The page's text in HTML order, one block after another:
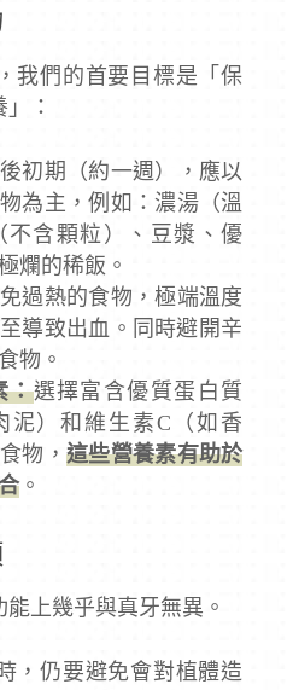
我們的首要目標是「保
：
初期（約一週），應以
為主，例如：濃湯（溫
不含顆粒）、豆漿、優
爛的稀飯。
過熱的食物，極端溫度
導致出血。同時避開辛
物。
：選擇富含優質蛋白質
泥）和維生素C（如香
物， 這些營養素有助於
。
上幾乎與真牙無異。
，仍要避免會對植體造